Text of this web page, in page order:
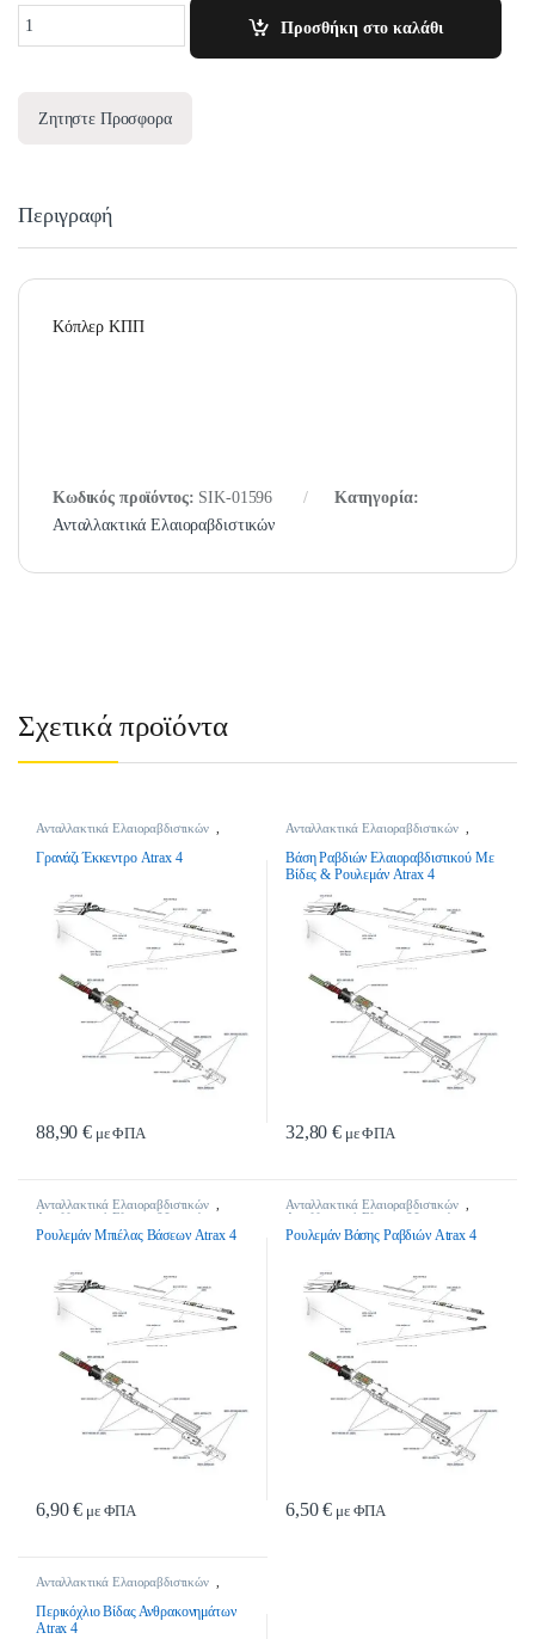
Προσθήκη στο καλάθι
Ζητηστε Προσφορα
Περιγραφή
Κόπλερ ΚΠΠ
Κωδικός προϊόντος: SIK-01596
Κατηγορία:
Ανταλλακτικά Ελαιοραβδιστικών
Σχετικά προϊόντα
Ανταλλακτικά Ελαιοραβδιστικών
Γρανάζι Έκκεντρο Atrax 4
88,90€ με ΦΠΑ
Ανταλλακτικά Ελαιοραβδιστικών
Βάση Ραβδιών Ελαιοραβδιστικού Με
Βίδες & Ρουλεμάν Atrax 4
32,80€ με ΦΠΑ
Ανταλλακτικά Ελαιοραβδιστικών ,
Ανταλλακτικά Ελαιοραβδιστικών
Ρουλεμάν Μπιέλας Βάσεων Atrax 4
6,90€ με ΦΠΑ
Ανταλλακτικά Ελαιοραβδιστικών ,
Ανταλλακτικά Ελαιοραβδιστικών
Ρουλεμάν Βάσης Ραβδιών Atrax 4
6,50€ με ΦΠΑ
Ανταλλακτικά Ελαιοραβδιστικών
Περικόχλιο Βίδας Ανθρακονημάτων
Atrax 4